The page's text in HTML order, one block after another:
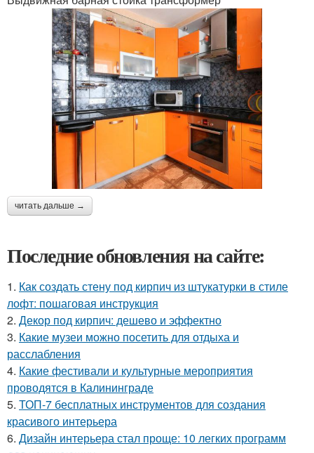
читать дальше →
Последние обновления на сайте:
1. Как создать стену под кирпич из штукатурки в стиле
лофт: пошаговая инструкция
2. Декор под кирпич: дешево и эффектно
3. Какие музеи можно посетить для отдыха и
расслабления
4. Какие фестивали и культурные мероприятия
проводятся в Калининграде
5. ТОП-7 бесплатных инструментов для создания
красивого интерьера
6. Дизайн интерьера стал проще: 10 легких программ